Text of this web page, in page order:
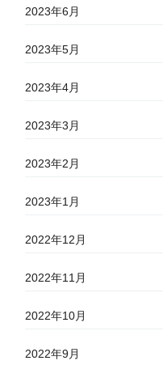
2023年6月
2023年5月
2023年4月
2023年3月
2023年2月
2023年1月
2022年12月
2022年11月
2022年10月
2022年9月